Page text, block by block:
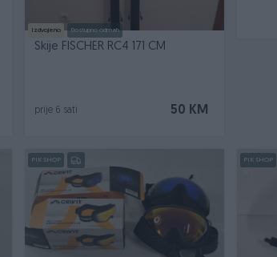
Izdvojeno Dostupno odmah
Skije FISCHER RC4 171 CM
50 KM
prije 6 sati
PIK SHOP PIK SHOP